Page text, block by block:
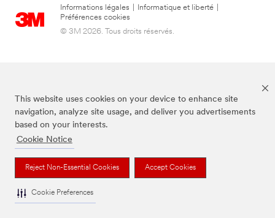
This website uses cookies on your device to enhance site
navigation, analyze site usage, and deliver you advertisements
based on your interests.
Cookie Notice
Reject Non-Essential Cookies Accept Cookies
Cookie Preferences
Informations légales Informatique et liberté
Préférences cookies
© 3M 2026. Tous droits réservés.
La marque Command est une marque déposée de 3M.